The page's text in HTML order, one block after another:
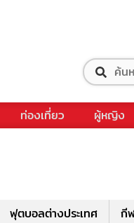
ท่องเที่ยว ผู้หญิง
ฟุตบอลต่างประเทศ กี